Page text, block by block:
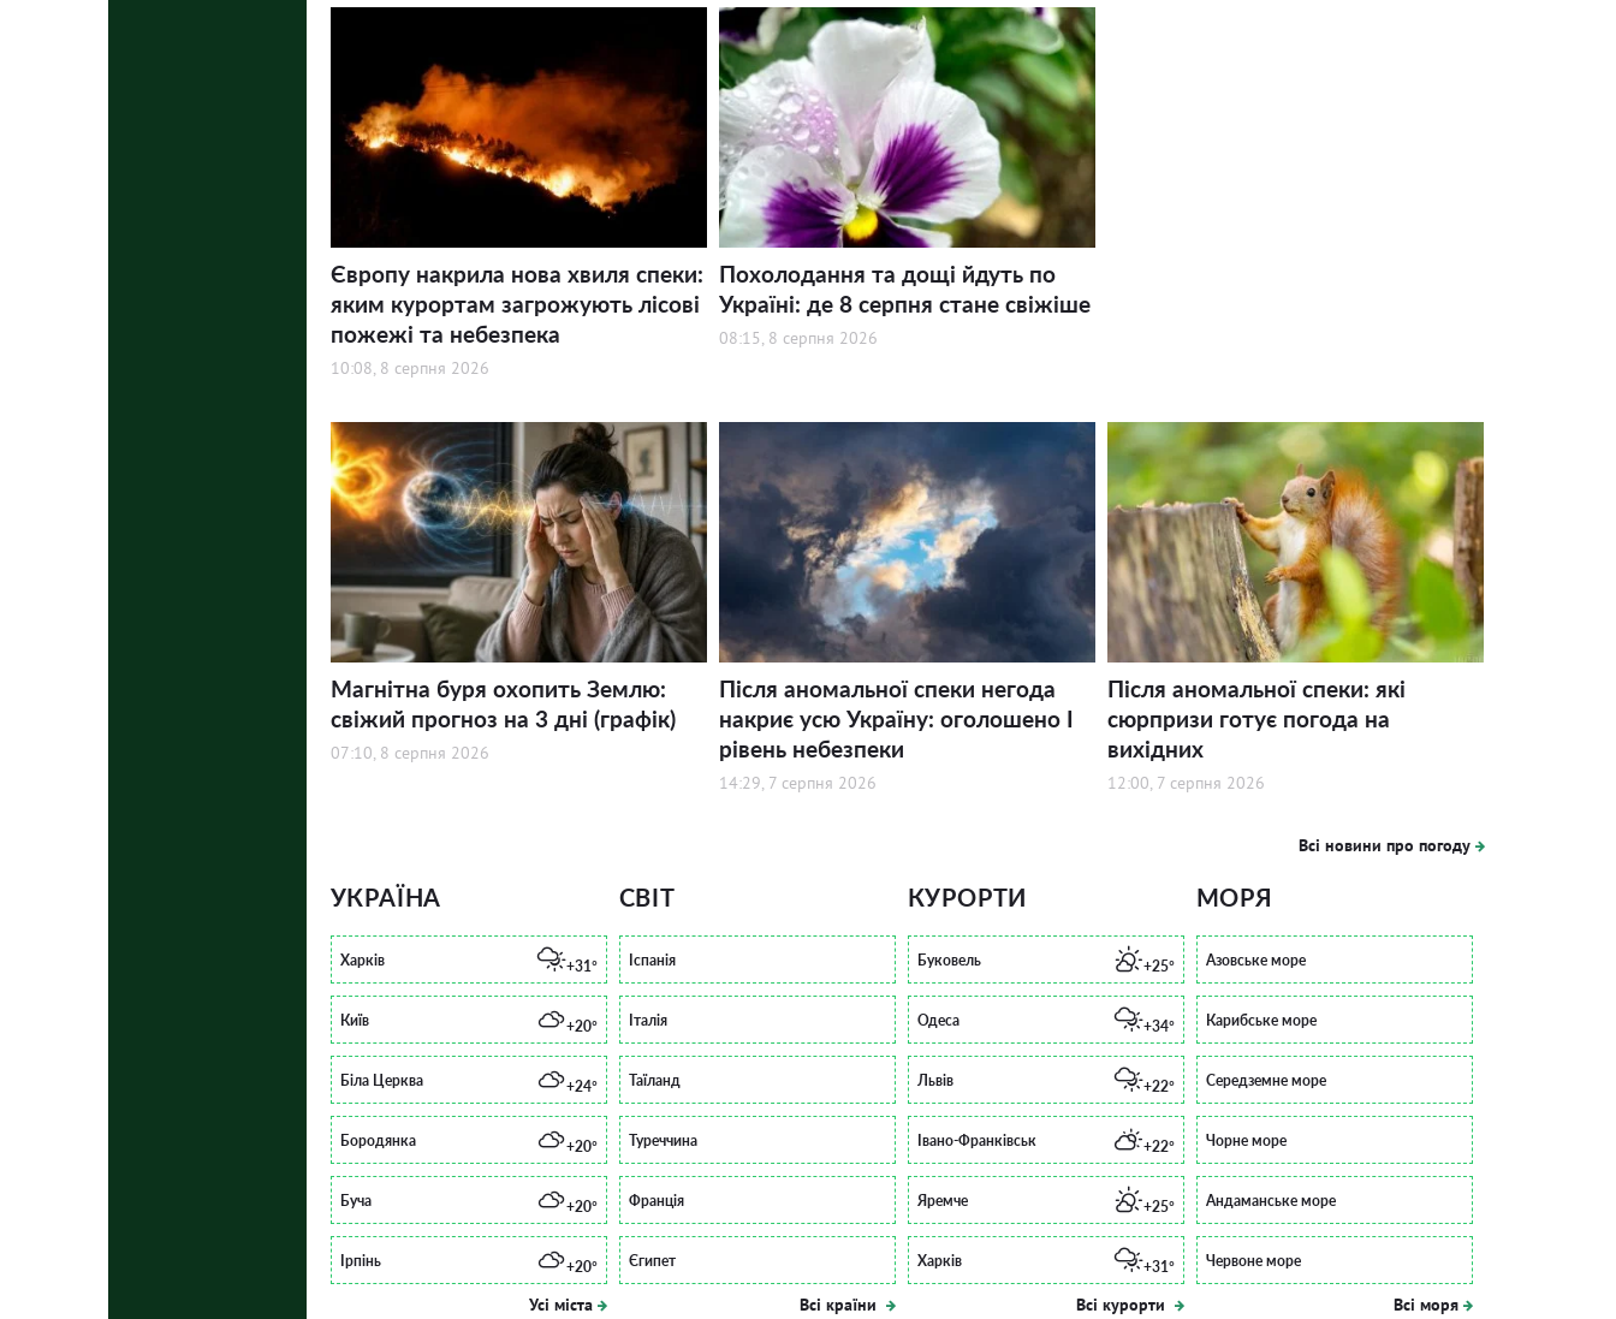
Європу накрила нова хвиля спеки:
яким курортам загрожують лісові
пожежі та небезпека
10:08, 8 серпня 2026
Похолодання та дощі йдуть по
Україні: де 8 серпня стане свіжіше
08:15, 8 серпня 2026
Магнітна буря охопить Землю:
свіжий прогноз на 3 дні (графік)
07:10, 8 серпня 2026
Після аномальної спеки негода
накриє усю Україну: оголошено І
рівень небезпеки
14:29, 7 серпня 2026
Після аномальної спеки: які
сюрпризи готує погода на
вихідних
12:00, 7 серпня 2026
Всі новини про погоду
УКРАЇНА
Харків +31°
Київ +20°
Біла Церква +24°
Бородянка +20°
Буча +20°
Ірпінь +20°
Усі міста
СВІТ
Іспанія
Італія
Таїланд
Туреччина
Франція
Єгипет
Всі країни
КУРОРТИ
Буковель +25°
Одеса +34°
Львів +22°
Івано-Франківськ +22°
Яремче +25°
Харків +31°
Всі курорти
МОРЯ
Азовське море
Карибське море
Середземне море
Чорне море
Андаманське море
Червоне море
Всі моря